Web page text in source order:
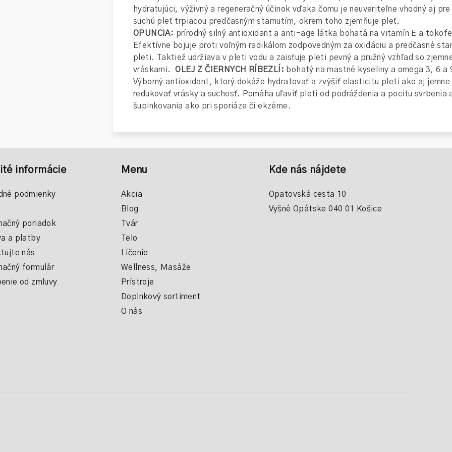
hydratujúci, výživný a regeneračný účinok vďaka čomu je neuveriteľne vhodný aj pre
suchú pleť trpiacou predčasným starnutím, okrem toho zjemňuje pleť.
OPUNCIA: prírodný silný antioxidant a anti-age látka bohatá na vitamín E a
Efektívne bojuje proti voľným radikálom zodpovedným za oxidáciu a predčasné
pleti. Taktiež udržiava v pleti vodu a zaisťuje pleti pevný a pružný vzhľad so
vráskami.
OLEJ Z ČIERNYCH RÍBEZLÍ: bohatý na mastné kyseliny a omega 3, 6 a
Výborný antioxidant, ktorý dokáže hydratovať a zvýšiť elasticitu pleti ako aj jemne
redukovať vrásky a suchosť. Pomáha uľaviť pleti od podráždenia a pocitu svrbenia
šupinkovania ako pri sporiáze či ekzéme.
informácie
podmienky
poriadok
a platby
nás
formulár
od zmluvy
Menu
Akcia
Blog
Tvár
Telo
Líčenie
Wellness, Masáže
Prístroje
Doplnkový sortiment
O nás
Kde nás nájdete
Opatovská cesta 10
Vyšné Opátske 040 01 Košice